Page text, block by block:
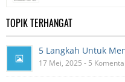
TOPIK TERHANGAT
5 Langkah Untuk
17 Mei, 2025 - 5